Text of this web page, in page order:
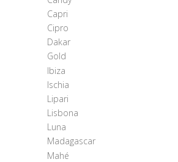
Capri
Cipro
Dakar
Gold
Ibiza
Ischia
Lipari
Lisbona
Luna
Madagascar
Mahé